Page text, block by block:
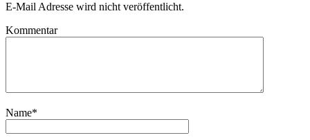
E-Mail Adresse wird nicht veröffentlicht.
Kommentar
Name*